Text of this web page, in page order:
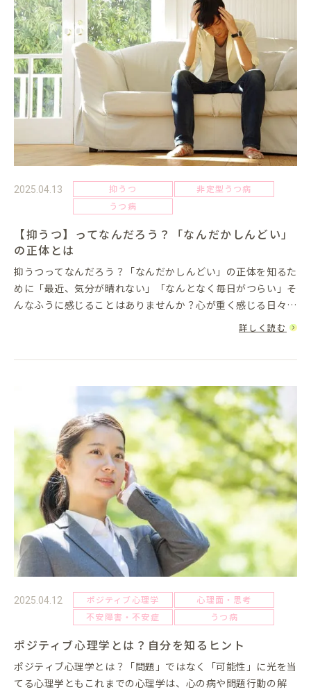
2025.04.13 抑うつ
非定型うつ病
うつ病
【抑うつ】ってなんだろう？「なんだかしんどい」
の正体とは
抑うつってなんだろう？「なんだかしんどい」の正体を知るた
めに「最近、気分が晴れない」「なんとなく毎日がつらい」そ
んなふうに感じることはありませんか？心が重く感じる日々が
続くと、「これって甘えなのかな」「ただの疲れ？」と自分を
詳しく読む
2025.04.12 ポジティブ心理学
心理面・思考
不安障害・不安症
うつ病
ポジティブ心理学とは？自分を知るヒント
ポジティブ心理学とは？「問題」ではなく「可能性」に光を当
てる心理学ともこれまでの心理学は、心の病や問題行動の解